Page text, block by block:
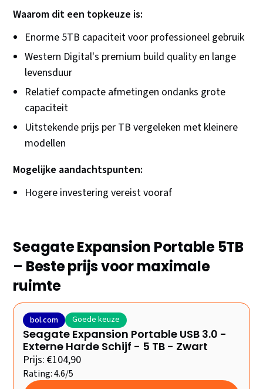
Waarom dit een topkeuze is:
Enorme 5TB capaciteit voor professioneel gebruik
Western Digital's premium build quality en lange
levensduur
Relatief compacte afmetingen ondanks grote
capaciteit
Uitstekende prijs per TB vergeleken met kleinere
modellen
Mogelijke aandachtspunten:
Hogere investering vereist vooraf
Seagate Expansion Portable 5TB
– Beste prijs voor maximale
ruimte
bol.com Goede keuze
Seagate Expansion Portable USB 3.0 -
Externe Harde Schijf - 5 TB - Zwart
Prijs: €104,90
Rating: 4.6/5